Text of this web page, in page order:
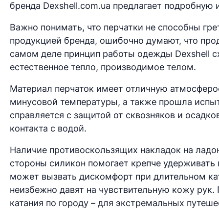
бренда Dexshell.com.ua предлагает
Важно понимать, что перчатки не способны
продукцией бренда, ошибочно думают, что
самом деле принцип работы одежды Dexshell
естественное тепло, производимое телом.
Материал перчаток имеет отличную
минусовой температуры, а также прошла
справляется с защитой от сквозняков и
контакта с водой.
Наличие противоскользящих накладок на
стороны силикон помогает крепче
может вызвать дискомфорт при длительном
неизбежно давят на чувствительную кожу
катания по городу – для экстремальных